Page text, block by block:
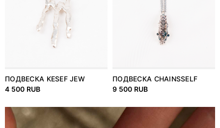
ПОДВЕСКА KESEF JEW
4 500 RUB
ПОДВЕСКА CHAINSSELF
9 500 RUB